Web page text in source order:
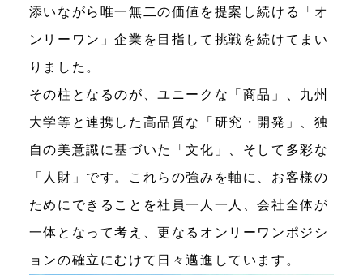
添いながら唯一無二の価値を提案し続ける「オ
ンリーワン」企業を目指して挑戦を続けてまい
りました。
その柱となるのが、ユニークな「商品」、九州
大学等と連携した高品質な「研究・開発」、独
自の美意識に基づいた「文化」、そして多彩な
「人財」です。これらの強みを軸に、お客様の
ためにできることを社員一人一人、会社全体が
一体となって考え、更なるオンリーワンポジシ
ョンの確立にむけて日々邁進しています。